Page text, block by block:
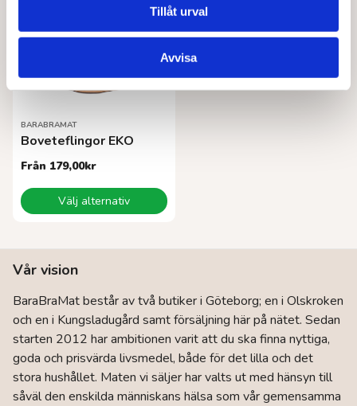
Tillåt urval
Avvisa
alternativen
väljas
på
BARABRAMAT
Boveteflingor EKO
Från 179,00kr
Välj alternativ
Den
här
flera
varianter.
olika
alternativen
kan
väljas
på
produktsidan
Vår vision
BaraBraMat består av två butiker i Göteborg; en i Olskroken
och en i Kungsladugård samt försäljning här på nätet. Sedan
starten 2012 har ambitionen varit att du ska finna nyttiga,
goda och prisvärda livsmedel, både för det lilla och det
stora hushållet. Maten vi säljer har valts ut med hänsyn till
såväl den enskilda människans hälsa som vår gemensamma